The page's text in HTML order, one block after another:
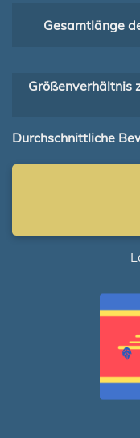
Gesamtlänge
Größenverhältnis
Durchschnittliche